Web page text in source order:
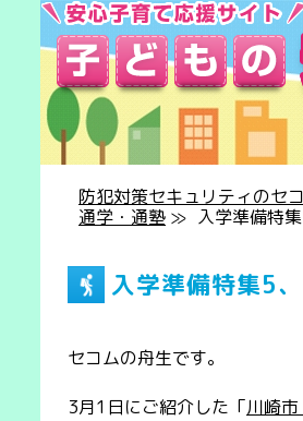
防犯対策セキュリティのセ
通学・通塾 ≫ 入学準備特
入学準備特集5
セコムの舟生です。
3月1日にご紹介した「川崎